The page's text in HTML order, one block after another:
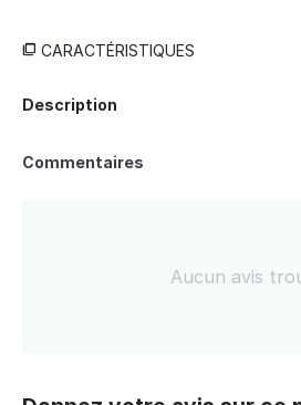
CARACTÉRISTIQUES
Description
Commentaires
Aucun avis